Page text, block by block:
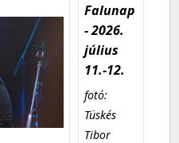
Falunap
- 2026.
július
11.-12.
fotó:
Tüskés
Tibor